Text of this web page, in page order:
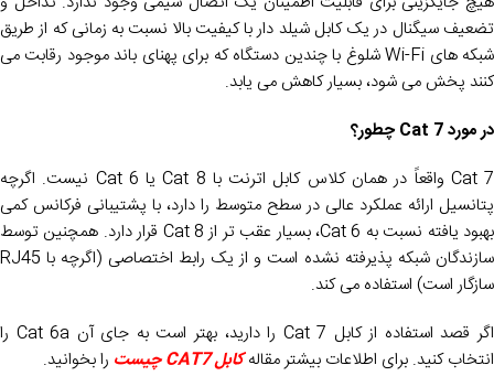
تضعیف سیگنال در یک کابل شیلد دار با کیفیت بالا نسبت به زمانی که از طریق
شبکه های Wi-Fi شلوغ با چندین دستگاه که برای پهنای باند موجود رقابت می
کنند پخش می شود، بسیار کاهش می یابد.
در مورد Cat 7 چطور؟
Cat 7 واقعاً در همان کلاس کابل اترنت با Cat 8 یا Cat 6 نیست. اگرچه
پتانسیل ارائه عملکرد عالی در سطح متوسط را دارد، با پشتیبانی فرکانس کمی
بهبود یافته نسبت به Cat 6، بسیار عقب تر از Cat 8 قرار دارد. همچنین توسط
سازندگان شبکه پذیرفته نشده است و از یک رابط اختصاصی (اگرچه با RJ45
سازگار است) استفاده می کند.
اگر قصد استفاده از کابل Cat 7 را دارید، بهتر است به جای آن Cat 6a را
انتخاب کنید. برای اطلاعات بیشتر مقالهکابل CAT7 چیست را بخوانید.